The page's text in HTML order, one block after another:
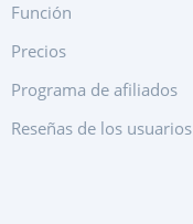
Función
Precios
Programa de afiliados
Reseñas de los usuarios